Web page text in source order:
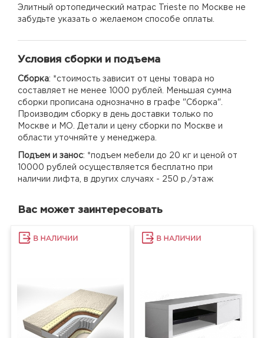
Элитный ортопедический матрас Trieste по Москве не
забудьте указать о желаемом способе оплаты.
Условия сборки и подъема
Сборка: *стоимость зависит от цены товара но
составляет не менее 1000 рублей. Меньшая сумма
сборки прописана однозначно в графе "Сборка".
Производим сборку в день доставки только по
Москве и МО. Детали и цену сборки по Москве и
области уточняйте у менеджера.
Подъем и занос: *подъем мебели до 20 кг и ценой от
10000 рублей осуществляется бесплатно при
наличии лифта, в других случаях - 250 р./этаж
Вас может заинтересовать